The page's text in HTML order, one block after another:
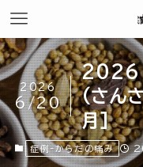
2026
(さん
月]
2026
6/20
症例-からだの痛み